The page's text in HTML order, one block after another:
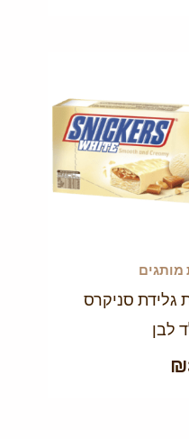
מותגים
גלידת סניקרס
לבן
₪